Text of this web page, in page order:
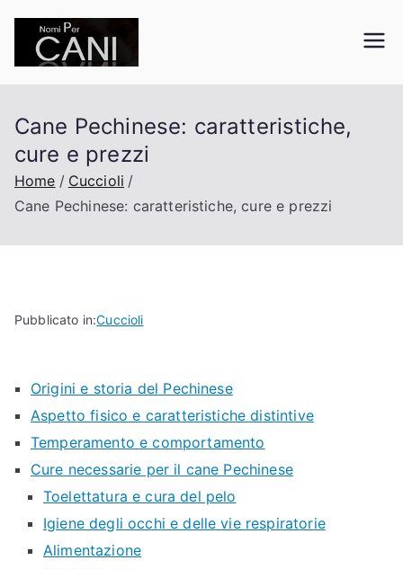
contenuto
Cane Pechinese: caratteristiche,
cure e prezzi
Home
Cuccioli
Cane Pechinese: caratteristiche, cure e prezzi
Pubblicato in:Cuccioli
Origini e storia del Pechinese
Aspetto fisico e caratteristiche distintive
Temperamento e comportamento
Cure necessarie per il cane Pechinese
Toelettatura e cura del pelo
Igiene degli occhi e delle vie respiratorie
Alimentazione